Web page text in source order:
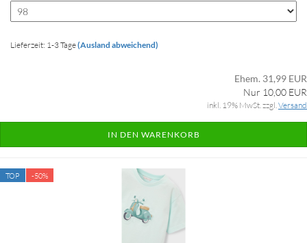
Lieferzeit: 1-3 Tage(Ausland abweichend)
Ehem. 31,99 EUR
Nur 10,00 EUR
inkl. 19% MwSt. zzgl.Versand
IN DEN WARENKORB
TOP -50%